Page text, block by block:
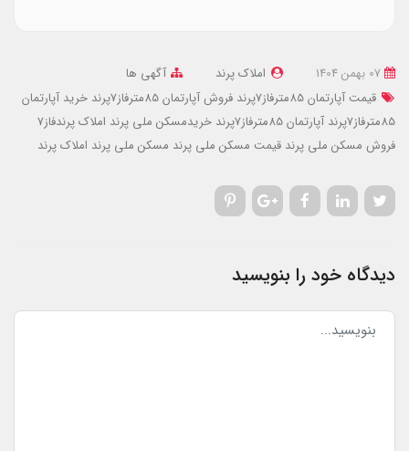
املاک پرند
آگهی ها
قیمت آپارتمان 85مترفاز7پرند
فروش آپارتمان 85مترفاز7پرند
خرید آپارتمان
85مترفاز7پرند
آپارتمان 85مترفاز7پرند خریدمسکن ملی پرند املاک پرندفاز7
فروش مسکن ملی پرند قیمت مسکن ملی پرند مسکن ملی پرند املاک پرند
دیدگاه خود را بنویسید